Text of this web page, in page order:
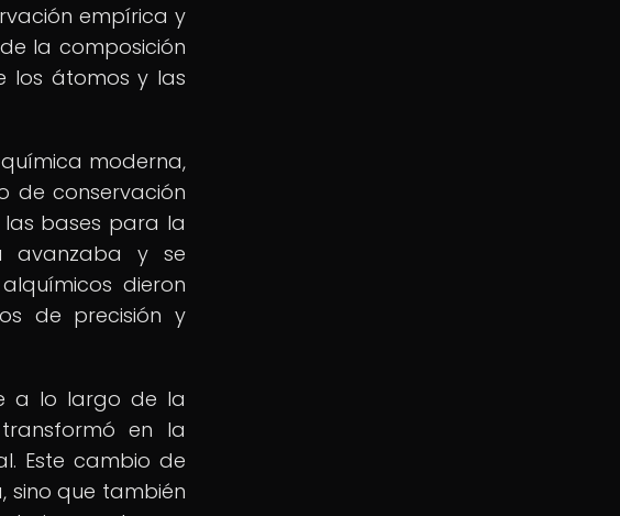
empírica y
la composición
los átomos y las
moderna,
de conservación
bases para la
avanzaba y se
dieron
de precisión y
a lo largo de la
en la
Este cambio de
sino que también